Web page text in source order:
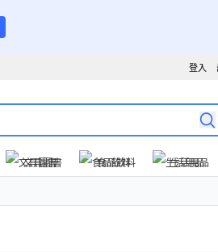
登入
文具圖書 食品飲料 生活用品